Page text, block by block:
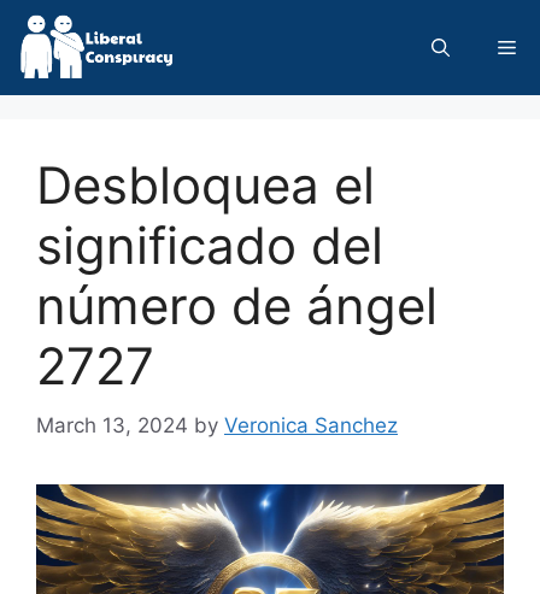
Skip
content
Desbloquea el
significado del
número de ángel
2727
March 13, 2024 by Veronica Sanchez